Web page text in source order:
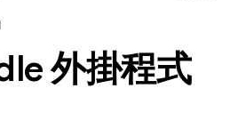
外掛程式